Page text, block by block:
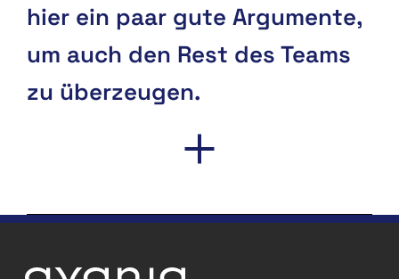
hier ein paar gute Argumente,
um auch den Rest des Teams
zu überzeugen.